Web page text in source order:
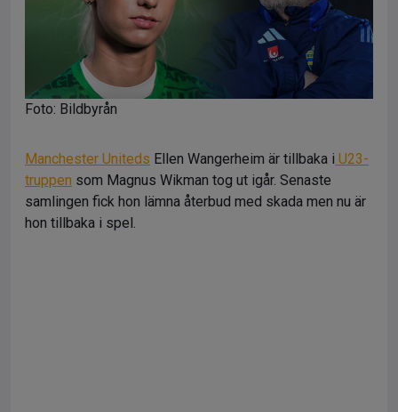
Foto: Bildbyrån
Manchester Uniteds Ellen Wangerheim är tillbaka i U23-
truppen som Magnus Wikman tog ut igår. Senaste
samlingen fick hon lämna återbud med skada men nu är
hon tillbaka i spel.